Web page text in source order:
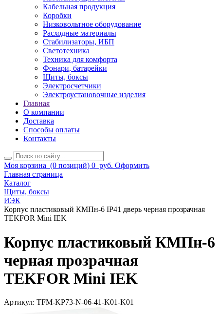
Кабельная продукция
Коробки
Низковольтное оборудование
Расходные материалы
Стабилизаторы, ИБП
Светотехника
Техника для комфорта
Фонари, батарейки
Щиты, боксы
Электросчетчики
Электроустановочные изделия
Главная
О компании
Доставка
Способы оплаты
Контакты
Моя корзина (0 позиций) 0 руб. Оформить
Главная страница
Каталог
Щиты, боксы
ИЭК
Корпус пластиковый КМПн-6 IP41 дверь черная прозрачная
TEKFOR Mini IEK
Корпус пластиковый КМПн-6
черная прозрачная
TEKFOR Mini IEK
Артикул: TFM-KP73-N-06-41-K01-K01